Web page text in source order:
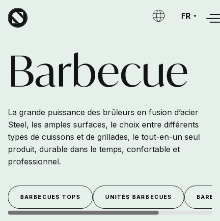
Aller au contenu principal
FR
Barbecue
La grande puissance des brûleurs en fusion d’acier
Steel, les amples surfaces, le choix entre différents
types de cuissons et de grillades, le tout-en-un seul
produit, durable dans le temps, confortable et
professionnel.
BARBECUES TOPS UNITÉS BARBECUES